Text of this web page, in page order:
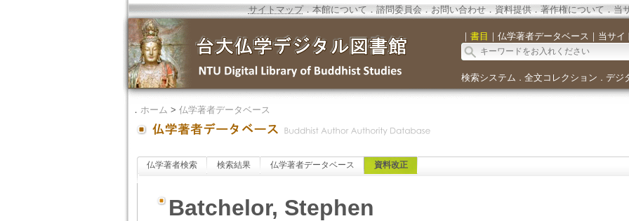
サイトマップ．本館について．諮問委員会． お問い合わせ． 資料提供．著作権について．当
｜ 書目 ｜ 仏学著者データベース ｜ 当サイ
検索システム ． 全文コレクション ． デジ
． ホーム > 仏学著者データベース
仏学著者検索 検索結果 仏学著者データベース 資料改正
Batchelor, Stephen